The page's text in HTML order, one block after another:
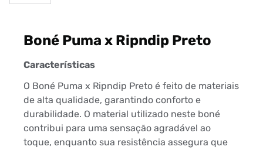
Boné Puma x Ripndip Preto
Características
O Boné Puma x Ripndip Preto é feito de materiais
de alta qualidade, garantindo conforto e
durabilidade. O material utilizado neste boné
contribui para uma sensação agradável ao
toque, enquanto sua resistência assegura que